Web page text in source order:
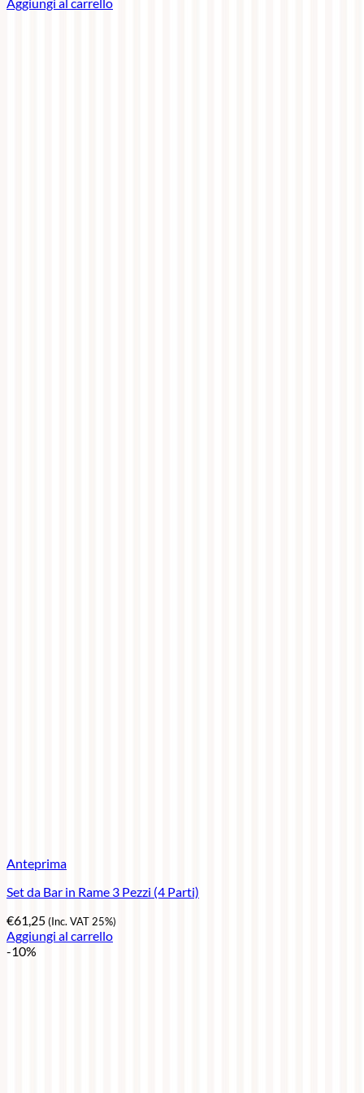
Aggiungi al carrello
Anteprima
Set da Bar in Rame 3 Pezzi (4 Parti)
€61,25(Inc. VAT 25%)
Aggiungi al carrello
-10%